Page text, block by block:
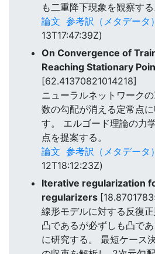
も二重降下現象を観察する
論文 参考訳（メタデータ）
13T17:47:39Z)
On Convergence of
Reaching Stationary
[62.41370821014218]
ニューラルネットワーク
数の勾配が消える定常点
す。 エルゴード理論の力
点を提案する。
論文 参考訳（メタデータ）
12T18:12:23Z)
Iterative regularization
regularizers
線形モデルに対する反復
凸であるが必ずしも凸で
に研究する。 最短ケース